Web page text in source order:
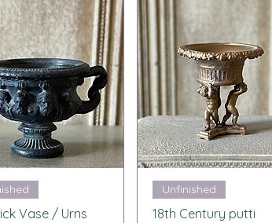
Snabbvisning
Vase / Urns
Snabbvisning
Unfinished
18th Century putti